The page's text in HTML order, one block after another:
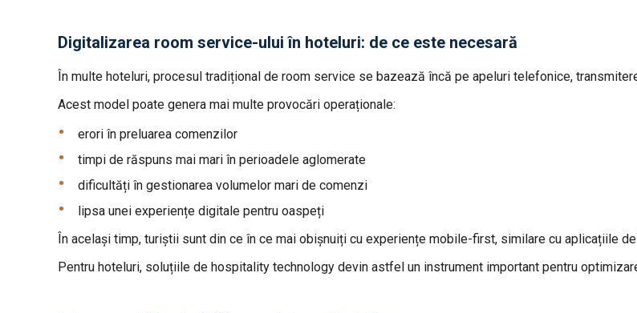
Digitalizarea room service-ului în hoteluri: de ce este necesară
În multe hoteluri, procesul tradițional de room service se bazează încă pe apeluri telefonice,
Acest model poate genera mai multe provocări operaționale:
erori în preluarea comenzilor
timpi de răspuns mai mari în perioadele aglomerate
dificultăți în gestionarea volumelor mari de comenzi
lipsa unei experiențe digitale pentru oaspeți
În același timp, turiștii sunt din ce în ce mai obișnuiți cu experiențe mobile-first, similare cu aplicațiile
Pentru hoteluri, soluțiile de hospitality technology devin astfel un instrument important pentru